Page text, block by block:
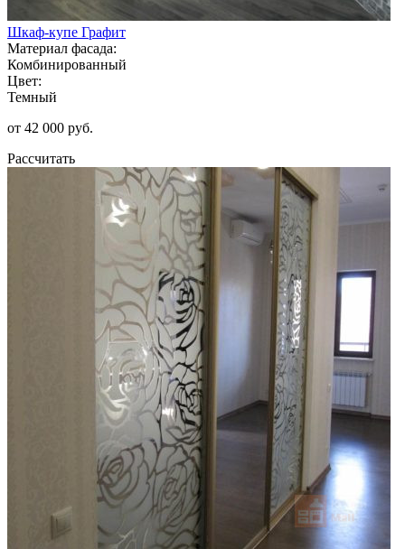
Шкаф-купе Графит
Материал фасада:
Комбинированный
Цвет:
Темный
от 42 000 руб.
Рассчитать